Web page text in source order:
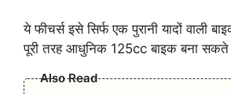
ये फीचर्स इसे सिर्फ एक पुरानी यादों वाली
पूरी तरह आधुनिक 125cc बाइक बना सकते
Also Read